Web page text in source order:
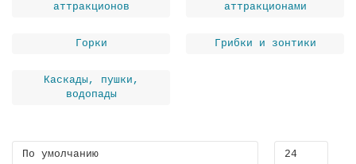
аттракционов
аттракционами
Горки Грибки и зонтики
Каскады, пушки,
водопады